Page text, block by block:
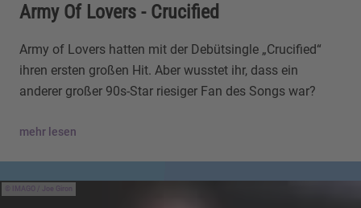
Army Of Lovers - Crucified
Army of Lovers hatten mit der Debütsingle „Crucified“
ihren ersten großen Hit. Aber wusstet ihr, dass ein
anderer großer 90s-Star riesiger Fan des Songs war?
mehr lesen
IMAGO / Joe Giron